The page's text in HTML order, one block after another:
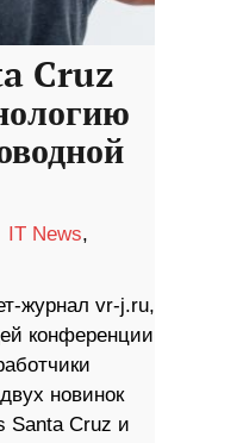
Cruz
IT News,
журнал vr-j.ru,
конференции
новинок
Santa Cruz и